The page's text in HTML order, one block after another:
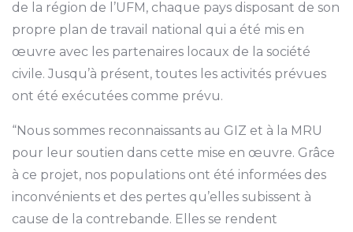
de la région de l’UFM, chaque pays disposant de son
propre plan de travail national qui a été mis en
œuvre avec les partenaires locaux de la société
civile. Jusqu’à présent, toutes les activités prévues
ont été exécutées comme prévu.
“Nous sommes reconnaissants au GIZ et à la MRU
pour leur soutien dans cette mise en œuvre. Grâce
à ce projet, nos populations ont été informées des
inconvénients et des pertes qu’elles subissent à
cause de la contrebande. Elles se rendent